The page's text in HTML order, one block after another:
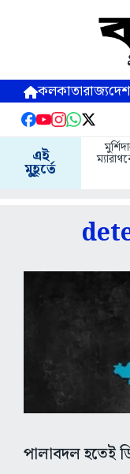
কলকাতারাজ্যদেশ
এই
মুহূর্তে
পালাবদল হতেই